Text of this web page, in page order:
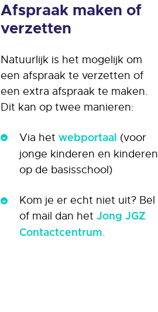
Afspraak maken of
verzetten
Natuurlijk is het mogelijk om
een afspraak te verzetten of
een extra afspraak te maken.
Dit kan op twee manieren:
Via hetwebportaal
(voor
jonge kinderen en kinderen
op de basisschool)
Kom je er echt niet uit? Bel
of mail dan hetJong JGZ
Contactcentrum.